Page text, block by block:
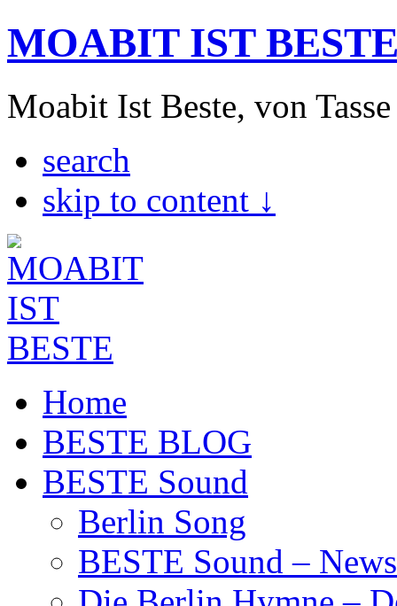
MOABIT IST
Moabit Ist Beste, von
search
skip to content ↓
Home
BESTE BLOG
BESTE Sound
Berlin Song
BESTE Sound –